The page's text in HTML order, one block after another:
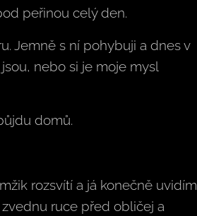
peřinou celý den.
Jemně s ní pohybuji a dnes v
nebo si je moje mysl
domů.
rozsvítí a já konečně uvidím
ruce před obličej a